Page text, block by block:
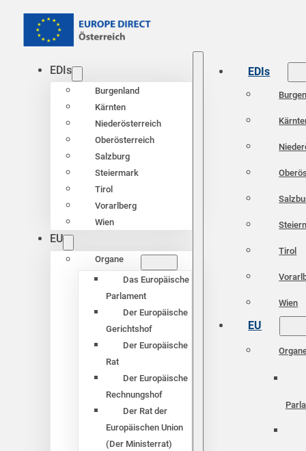
EDIs
Burgenland
Kärnten
Niederösterreich
Oberösterreich
Salzburg
Steiermark
Tirol
Vorarlberg
Wien
EU
Organe
Das Europäische
Parlament
Der Europäische
Gerichtshof
Der Europäische
Rat
Der Europäische
Rechnungshof
Der Rat der
Europäischen Union
(Der Ministerrat)
EDIs
Tirol
Wien
EU